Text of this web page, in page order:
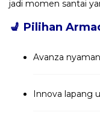
jadi momen santai
💺 Pilihan
Avanza
Innova lapang